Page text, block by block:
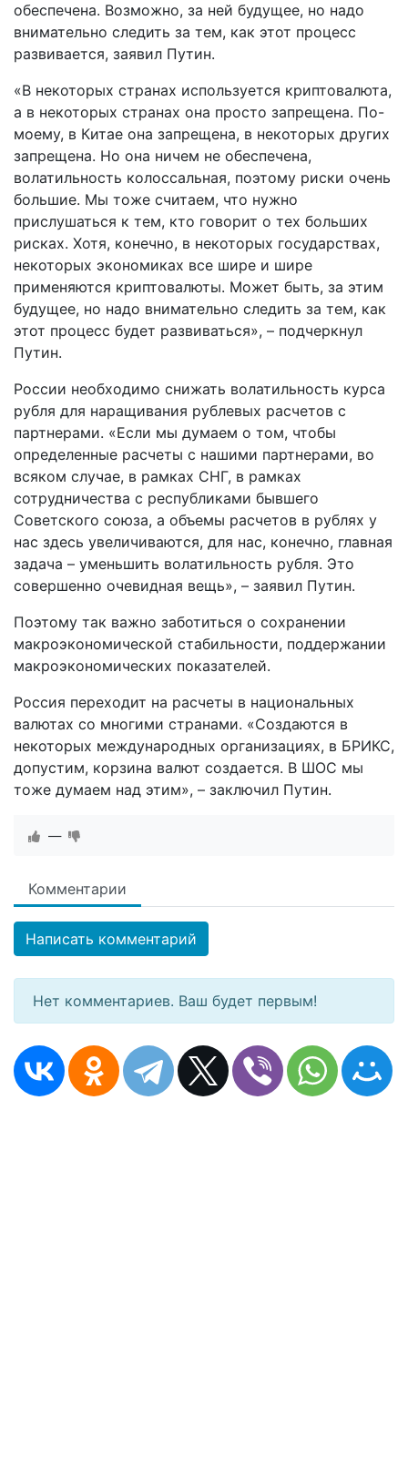
обеспечена. Возможно, за ней будущее, но надо
внимательно следить за тем, как этот процесс
развивается, заявил Путин.
«В некоторых странах используется криптовалюта,
а в некоторых странах она просто запрещена. По-
моему, в Китае она запрещена, в некоторых других
запрещена. Но она ничем не обеспечена,
волатильность колоссальная, поэтому риски очень
большие​​​. Мы тоже считаем, что нужно
прислушаться к тем, кто говорит о тех больших
рисках. Хотя, конечно, в некоторых государствах,
некоторых экономиках все шире и шире
применяются криптовалюты. Может быть, за этим
будущее, но надо внимательно следить за тем, как
этот процесс будет развиваться», – подчеркнул
Путин.
России необходимо снижать волатильность курса
рубля для наращивания рублевых расчетов с
партнерами. «Если мы думаем о том, чтобы
определенные расчеты с нашими партнерами, во
всяком случае, в рамках СНГ, в рамках
сотрудничества с республиками бывшего
Советского союза, а объемы расчетов в рублях у
нас здесь увеличиваются, для нас, конечно, главная
задача – уменьшить волатильность рубля. Это
совершенно очевидная вещь», – заявил Путин.
Поэтому так важно заботиться о сохранении
макроэкономической стабильности, поддержании
макроэкономических показателей.
Россия переходит на расчеты в национальных
валютах со многими странами. «Создаются в
некоторых международных организациях, в БРИКС,
допустим, корзина валют создается. В ШОС мы
тоже думаем над этим», – заключил Путин.
—
Комментарии
Написать комментарий
Нет комментариев. Ваш будет первым!